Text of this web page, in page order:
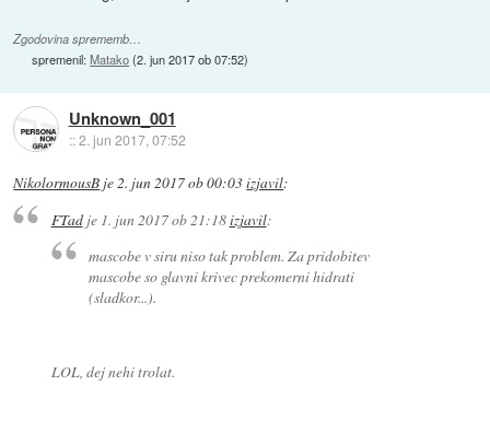
Zgodovina sprememb…
spremenil:Matako(2. jun 2017 ob 07:52)
Unknown_001
::2. jun 2017, 07:52
NikolormousB je2. jun 2017 ob 00:03izjavil:
FTadje 1. jun 2017 ob 21:18izjavil:
mascobe v siru niso tak problem. Za pridobitev
mascobe so glavni krivec prekomerni hidrati
(sladkor...).
LOL, dej nehi trolat.